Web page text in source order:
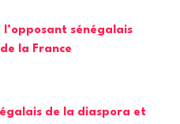
sénégalais
la France
de la diaspora et